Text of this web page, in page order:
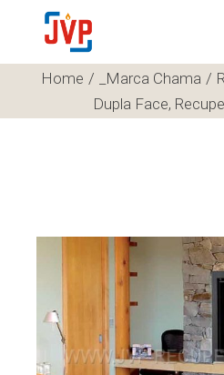
Home _Marca Chama
Dupla Face,